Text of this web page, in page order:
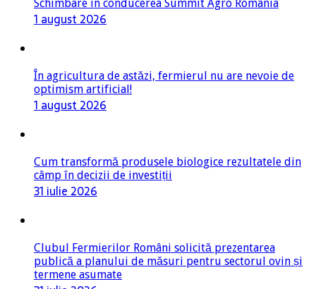
Schimbare în conducerea Summit Agro România
1 august 2026
În agricultura de astăzi, fermierul nu are nevoie de
optimism artificial!
1 august 2026
Cum transformă produsele biologice rezultatele din
câmp în decizii de investiții
31 iulie 2026
Clubul Fermierilor Români solicită prezentarea
publică a planului de măsuri pentru sectorul ovin și
termene asumate